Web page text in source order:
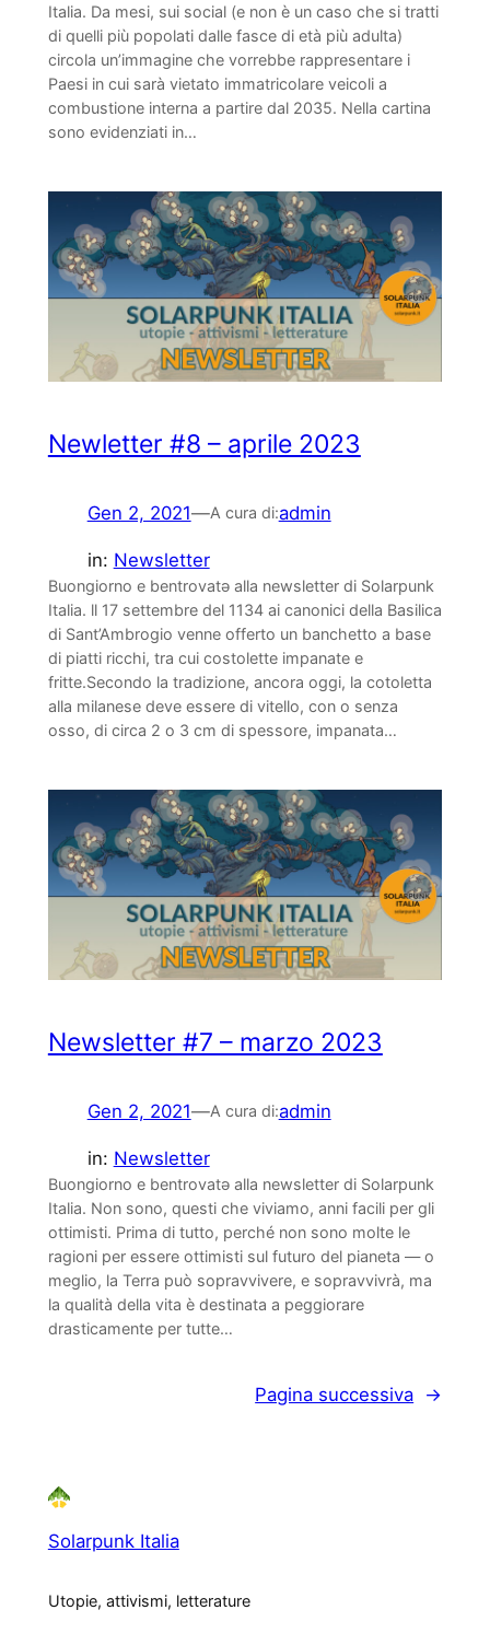
Italia. Da mesi, sui social (e non è un caso che si tratti
di quelli più popolati dalle fasce di età più adulta)
circola un’immagine che vorrebbe rappresentare i
Paesi in cui sarà vietato immatricolare veicoli a
combustione interna a partire dal 2035. Nella cartina
sono evidenziati in…
Newletter #8 – aprile 2023
Gen 2, 2021—A cura di:admin
in: Newsletter
Buongiorno e bentrovatə alla newsletter di Solarpunk
Italia. ll 17 settembre del 1134 ai canonici della Basilica
di Sant’Ambrogio venne offerto un banchetto a base
di piatti ricchi, tra cui costolette impanate e
fritte.Secondo la tradizione, ancora oggi, la cotoletta
alla milanese deve essere di vitello, con o senza
osso, di circa 2 o 3 cm di spessore, impanata…
Newsletter #7 – marzo 2023
Gen 2, 2021—A cura di:admin
in: Newsletter
Buongiorno e bentrovatə alla newsletter di Solarpunk
Italia. Non sono, questi che viviamo, anni facili per gli
ottimisti. Prima di tutto, perché non sono molte le
ragioni per essere ottimisti sul futuro del pianeta — o
meglio, la Terra può sopravvivere, e sopravvivrà, ma
la qualità della vita è destinata a peggiorare
drasticamente per tutte…
Pagina successiva →
Solarpunk Italia
Utopie, attivismi, letterature